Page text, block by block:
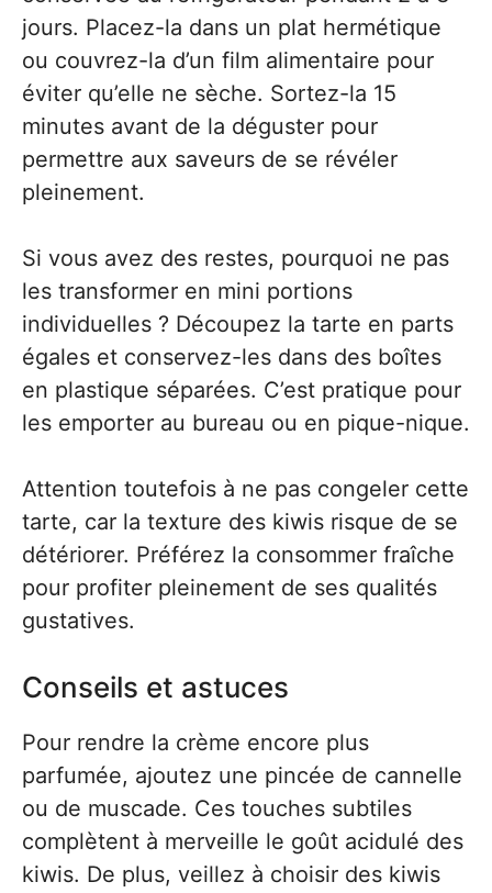
jours. Placez-la dans un plat hermétique
ou couvrez-la d’un film alimentaire pour
éviter qu’elle ne sèche. Sortez-la 15
minutes avant de la déguster pour
permettre aux saveurs de se révéler
pleinement.
Si vous avez des restes, pourquoi ne pas
les transformer en mini portions
individuelles ? Découpez la tarte en parts
égales et conservez-les dans des boîtes
en plastique séparées. C’est pratique pour
les emporter au bureau ou en pique-nique.
Attention toutefois à ne pas congeler cette
tarte, car la texture des kiwis risque de se
détériorer. Préférez la consommer fraîche
pour profiter pleinement de ses qualités
gustatives.
Conseils et astuces
Pour rendre la crème encore plus
parfumée, ajoutez une pincée de cannelle
ou de muscade. Ces touches subtiles
complètent à merveille le goût acidulé des
kiwis. De plus, veillez à choisir des kiwis